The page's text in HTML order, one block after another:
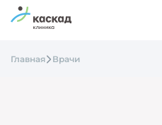
Главная Врачи